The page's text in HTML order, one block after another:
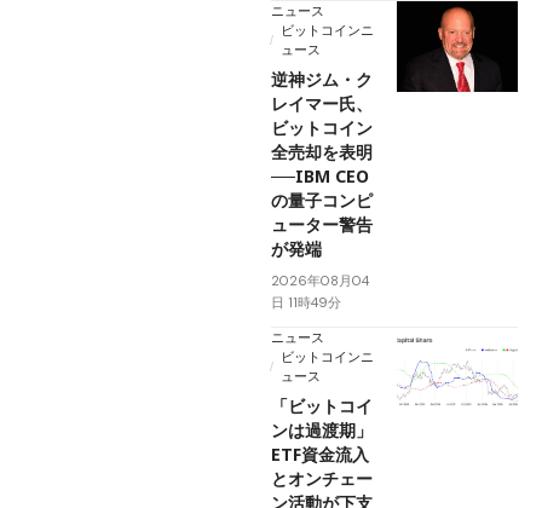
ニュース
ビットコインニ
ュース
逆神ジム・ク
レイマー氏、
ビットコイン
全売却を表明
──IBM CEO
の量子コンピ
ューター警告
が発端
2026年08月04
日 11時49分
ニュース
ビットコインニ
ュース
「ビットコイ
ンは過渡期」
ETF資金流入
とオンチェー
ン活動が下支